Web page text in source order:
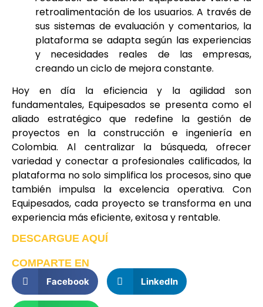
retroalimentación de los usuarios. A través de
sus sistemas de evaluación y comentarios, la
plataforma se adapta según las experiencias
y necesidades reales de las empresas,
creando un ciclo de mejora constante.
Hoy en día la eficiencia y la agilidad son
fundamentales, Equipesados se presenta como el
aliado estratégico que redefine la gestión de
proyectos en la construcción e ingeniería en
Colombia. Al centralizar la búsqueda, ofrecer
variedad y conectar a profesionales calificados, la
plataforma no solo simplifica los procesos, sino que
también impulsa la excelencia operativa. Con
Equipesados, cada proyecto se transforma en una
experiencia más eficiente, exitosa y rentable.
DESCARGUE AQUÍ
COMPARTE EN
Facebook LinkedIn